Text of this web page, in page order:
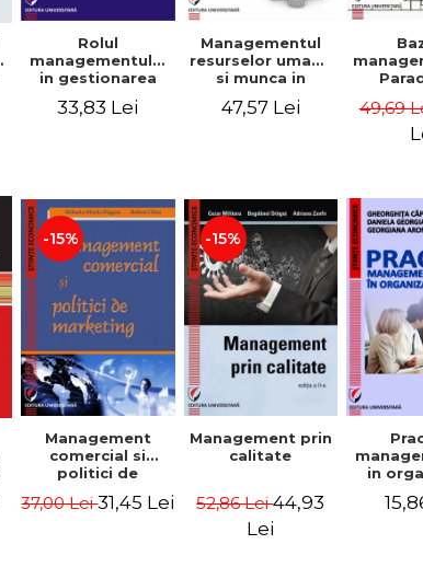
Rolul
managementului
in gestionarea
eficienta a
activitatii firmei -
Dogaru,
Valentina Zaharia
33,83 Lei
Managementul
resurselor umane
si munca in
47,57 Lei 49,69
-15%
Management
comercial si
politici de
37,00 Lei31,45 Lei
-15%
Management prin
calitate
52,86 Lei44,93
Lei
in